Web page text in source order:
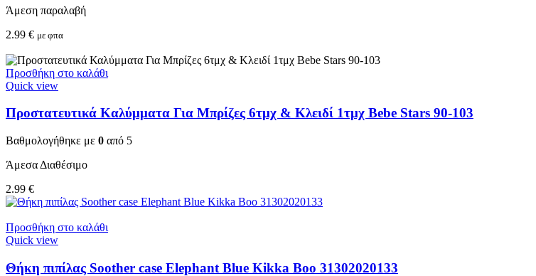
Άμεση παραλαβή
2.99 € με φπα
Προσθήκη στο καλάθι
Quick view
Προστατευτικά Καλύμματα Για Μπρίζες 6τμχ & Κλειδί 1τμχ Bebe Stars 90-103
Βαθμολογήθηκε με 0 από 5
Άμεσα Διαθέσιμο
2.99 €
Προσθήκη στο καλάθι
Quick view
Θήκη πιπίλας Soother case Elephant Blue Kikka Boo 31302020133